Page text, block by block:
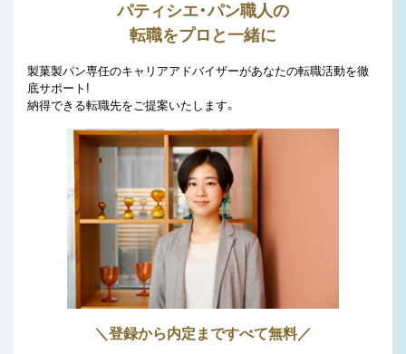
パティシエ・パン職人の
転職をプロと一緒に
製菓製パン専任のキャリアアドバイザーがあなたの転職活動を徹
底サポート!
納得できる転職先をご提案いたします。
＼登録から内定まですべて無料／